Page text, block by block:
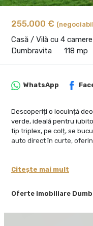
255,000 €
Casă / Vilă cu 4
Dumbravita
118 mp
Oferte imobiliare
WhatsApp
Descoperiți o locuință
verde, ideală pentru
tip triplex, pe colț, se
auto direct în curte,
fructiferi, vă va oferi un
acestei locații.
Citește mai mult